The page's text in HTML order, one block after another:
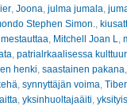
Joona julma jumala
Stephen Simon.
mestauttaa Mitchell Joan L
patrialrkaalisessa
henki saastainen pakana
synnyttäjän voima
yksinhuoltajaäiti